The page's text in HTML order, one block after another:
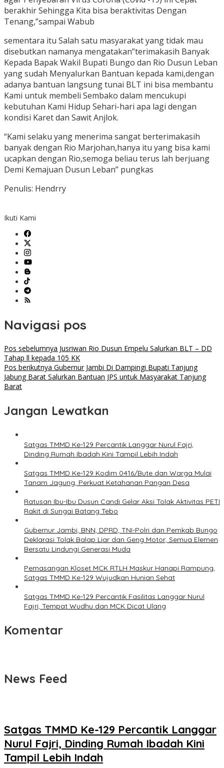
berakhir Sehingga Kita bisa beraktivitas Dengan
Tenang,”sampai Wabub
sementara itu Salah satu masyarakat yang tidak mau
disebutkan namanya mengatakan”terimakasih Banyak
Kepada Bapak Wakil Bupati Bungo dan Rio Dusun Leban
yang sudah Menyalurkan Bantuan kepada kami,dengan
adanya bantuan langsung tunai BLT ini bisa membantu
Kami untuk membeli Sembako dalam mencukupi
kebutuhan Kami Hidup Sehari-hari apa lagi dengan
kondisi Karet dan Sawit Anjlok.
“Kami selaku yang menerima sangat berterimakasih
banyak dengan Rio Marjohan,hanya itu yang bisa kami
ucapkan dengan Rio,semoga beliau terus lah berjuang
Demi Kemajuan Dusun Leban” pungkas
Penulis: Hendrry
Ikuti Kami
Navigasi pos
Pos sebelumnya Jusriwan Rio Dusun Empelu Salurkan BLT – DD
Tahap ll kepada 105 KK
Pos berikutnya Gubernur Jambi Di Dampingi Bupati Tanjung
Jabung Barat Salurkan Bantuan JPS untuk Masyarakat Tanjung
Barat
Jangan Lewatkan
Satgas TMMD Ke-129 Percantik Langgar Nurul Fajri,
Dinding Rumah Ibadah Kini Tampil Lebih Indah
Satgas TMMD Ke-129 Kodim 0416/Bute dan Warga Mulai
Tanam Jagung, Perkuat Ketahanan Pangan Desa
Ratusan Ibu-Ibu Dusun Candi Gelar Aksi Tolak Aktivitas PETI
Rakit di Sungai Batang Tebo
Gubernur Jambi, BNN, DPRD, TNI-Polri dan Pemkab Bungo
Deklarasi Tolak Balap Liar dan Geng Motor, Semua Elemen
Bersatu Lindungi Generasi Muda
Pemasangan Kloset MCK RTLH Maskur Hanapi Rampung,
Satgas TMMD Ke-129 Wujudkan Hunian Sehat
Satgas TMMD Ke-129 Percantik Fasilitas Langgar Nurul
Fajri, Tempat Wudhu dan MCK Dicat Ulang
Komentar
News Feed
Satgas TMMD Ke-129 Percantik Langgar
Nurul Fajri, Dinding Rumah Ibadah Kini
Tampil Lebih Indah